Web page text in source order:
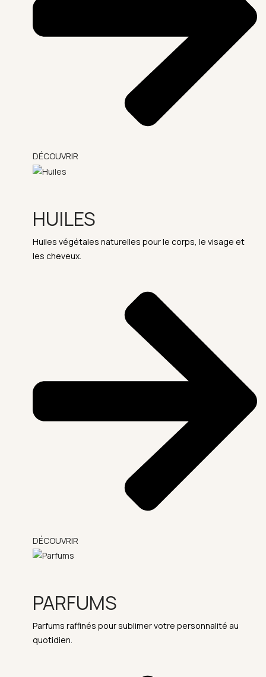
DÉCOUVRIR
HUILES
Huiles végétales naturelles pour le corps, le visage et
les cheveux.
DÉCOUVRIR
PARFUMS
Parfums raffinés pour sublimer votre personnalité au
quotidien.